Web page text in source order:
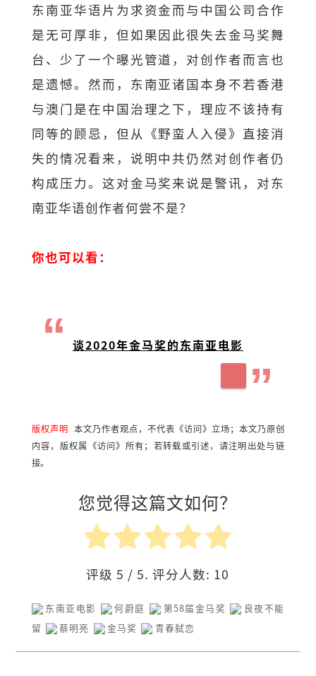
东南亚华语片为求资金而与中国公司合作
是无可厚非，但如果因此很失去金马奖舞
台、少了一个曝光管道，对创作者而言也
是遗憾。然而，东南亚诸国本身不若香港
与澳门是在中国治理之下，理应不该持有
同等的顾忌，但从《野蛮人入侵》直接消
失的情况看来，说明中共仍然对创作者仍
构成压力。这对金马奖来说是警讯，对东
南亚华语创作者何尝不是？
你也可以看：
谈2020年金马奖的东南亚电影
版权声明 本文乃作者观点，不代表《访问》立场；本文乃原创
内容，版权属《访问》所有；若转载或引述，请注明出处与链
接。
您觉得这篇文如何？
评级5 / 5. 评分人数: 10
东南亚电影 何蔚庭 第58届金马奖
良夜不能
留
蔡明亮 金马奖 青春弑恋